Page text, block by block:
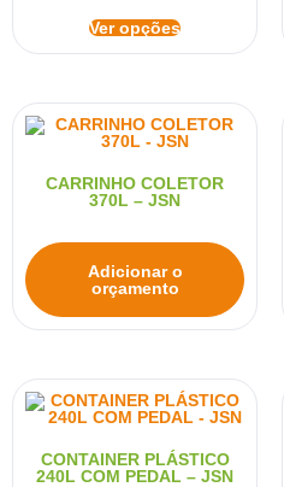
Ver opções
CARRINHO COLETOR
370L – JSN
Adicionar o
orçamento
CONTAINER PLÁSTICO
240L COM PEDAL – JSN